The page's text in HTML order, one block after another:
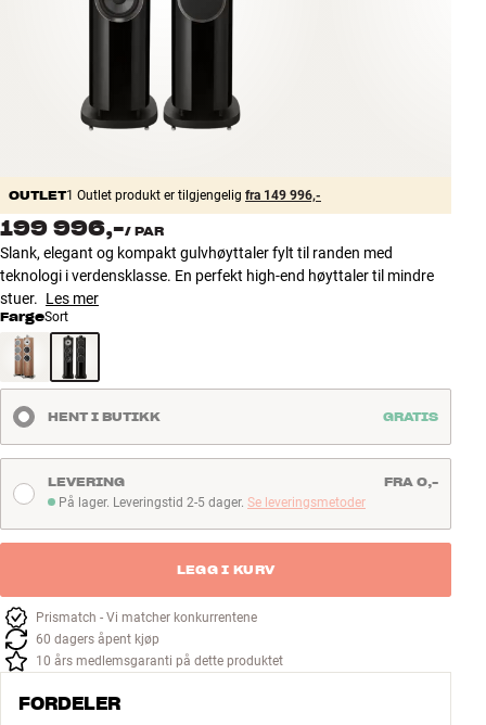
Tilbehør
MERKER
TILBUD
Finn Butikk
Kundeservice
Logg inn
Kundeservice
Bygg med lyd
OUTLET1 Outlet produkt er tilgjengelig fra 149 996,-
199 996,-/ PAR
Slank, elegant og kompakt gulvhøyttaler fylt til randen med
teknologi i verdensklasse. En perfekt high-end høyttaler til mindre
stuer. Les mer
FargeSort
HENT I BUTIKK GRATIS
På lager. Leveringstid 2-5 dager
På lager. Leveringstid 2-5 dager. Se leveringsmetoder
LEVERING FRA 0,-
LEGG I KURV
Prismatch - Vi matcher konkurrentene
60 dagers åpent kjøp
10 års medlemsgaranti på dette produktet
FORDELER